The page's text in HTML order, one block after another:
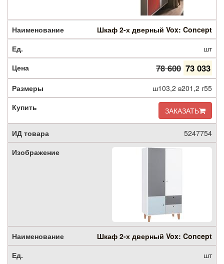
Шкаф 2-х дверный Vox: Concept
шт
78 600 73 033
ш103,2 в201,2 г55
ЗАКАЗАТЬ
5247754
Шкаф 2-х дверный Vox: Concept
шт